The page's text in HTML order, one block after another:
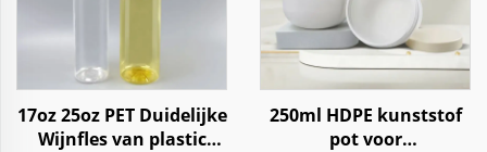
17oz 25oz PET Duidelijke
Wijnfles van plastic
250ml HDPE kunststof
pot voor